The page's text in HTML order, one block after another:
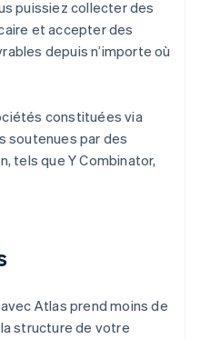
puissiez collecter des
et accepter des
depuis n’importe où
constituées via
soutenues par des
tels que Y Combinator,
Atlas prend moins de
structure de votre